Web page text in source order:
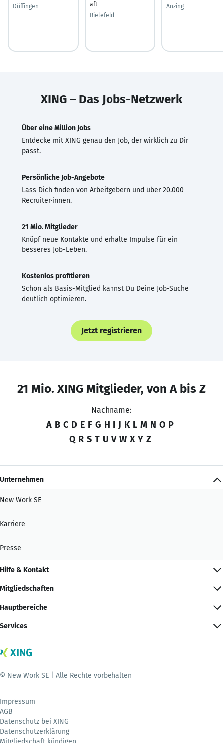
Döffingen
aft
Bielefeld
Anzing
XING – Das Jobs-Netzwerk
Über eine Million Jobs
Entdecke mit XING genau den Job, der wirklich zu Dir
passt.
Persönliche Job-Angebote
Lass Dich finden von Arbeitgebern und über 20.000
Recruiter·innen.
21 Mio. Mitglieder
Knüpf neue Kontakte und erhalte Impulse für ein
besseres Job-Leben.
Kostenlos profitieren
Schon als Basis-Mitglied kannst Du Deine Job-Suche
deutlich optimieren.
Jetzt registrieren
21 Mio. XING Mitglieder, von A bis Z
Nachname:
A B C D E F G H I J K L M N O P
Q R S T U V W X Y Z
Unternehmen
New Work SE
Karriere
Presse
Hilfe & Kontakt
Mitgliedschaften
Hauptbereiche
Services
© New Work SE | Alle Rechte vorbehalten
Impressum
AGB
Datenschutz bei XING
Datenschutzerklärung
Mitgliedschaft kündigen